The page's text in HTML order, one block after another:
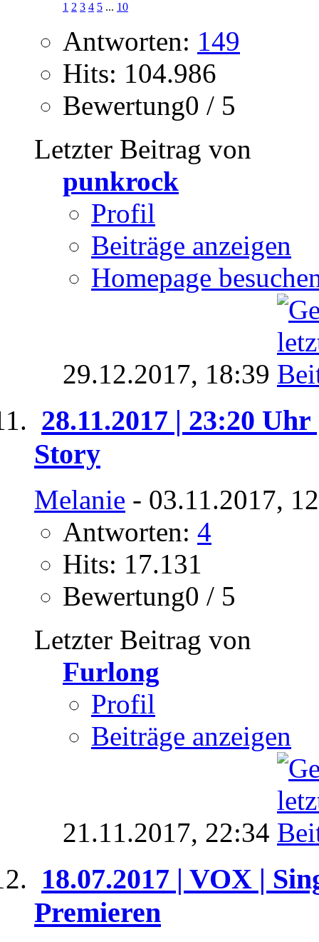
1 2 3 4 5 ... 10
Antworten: 149
Hits: 104.986
Bewertung0 / 5
Letzter Beitrag von
punkrock
Profil
Beiträge anzeigen
Homepage
29.12.2017, 18:39
28.11.2017 | 23:20
Story
Melanie - 03.11.2017,
Antworten: 4
Hits: 17.131
Bewertung0 / 5
Letzter Beitrag von
Furlong
Profil
Beiträge anzeigen
21.11.2017, 22:34
18.07.2017 | VOX |
Premieren